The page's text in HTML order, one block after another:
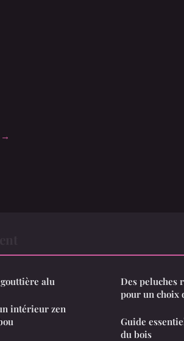
→
alu
intérieur zen
Des peluches
pour un choix
Guide
du bois